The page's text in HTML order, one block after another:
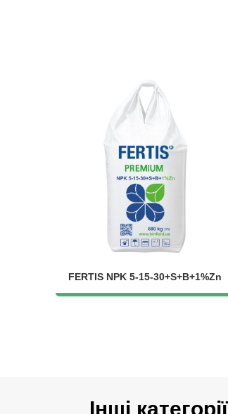
FERTIS NPK 5-15-30+S+B+1%Zn
Інші категорії